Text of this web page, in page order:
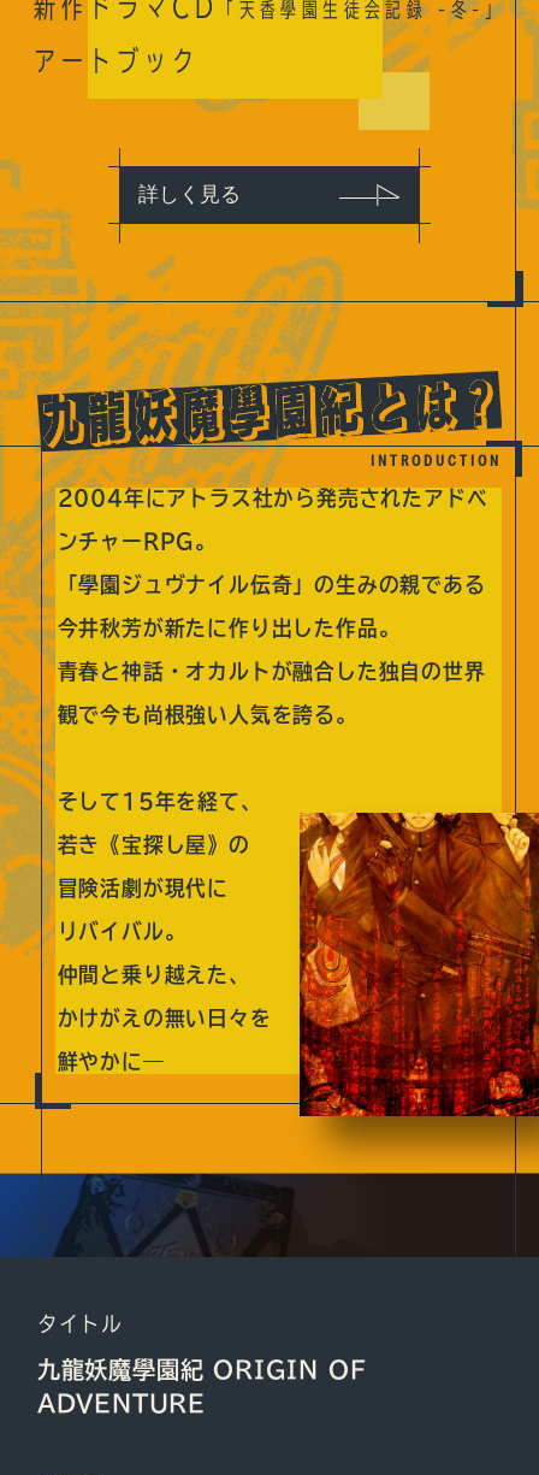
新作ドラマCD 「天香學園生徒会記録 -冬-」
アートブック
詳しく見る
INTRODUCTION
2004年にアトラス社から発売されたアドベ
ンチャーRPG｡
「學園ジュヴナイル伝奇」の生みの親である
今井秋芳が新たに作り出した作品。
青春と神話・オカルトが融合した独自の世界
観で今も尚根強い人気を誇る。
そして15年を経て、
若き《宝探し屋》の
冒険活劇が現代に
リバイバル。
仲間と乗り越えた、
かけがえの無い日々を
鮮やかに―
タイトル
九龍妖魔學園紀 ORIGIN OF
ADVENTURE